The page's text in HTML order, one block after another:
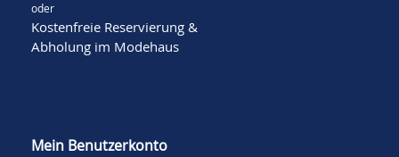
oder
Kostenfreie Reservierung &
Abholung im Modehaus
Mein Benutzerkonto